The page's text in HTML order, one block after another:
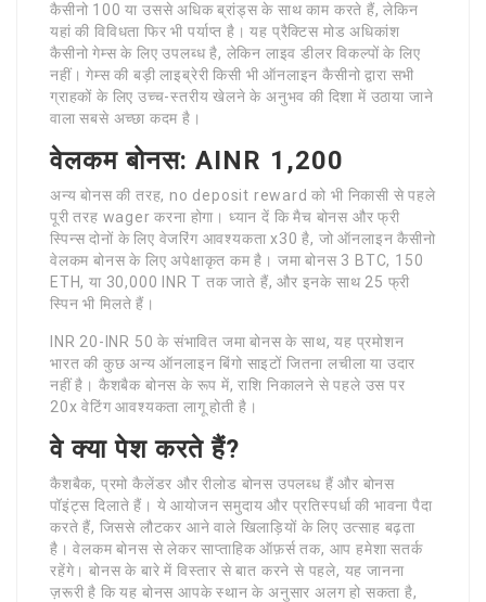
कैसीनो 100 या उससे अधिक ब्रांड्स के साथ काम करते हैं, लेकिन
यहां की विविधता फिर भी पर्याप्त है। यह प्रैक्टिस मोड अधिकांश
कैसीनो गेम्स के लिए उपलब्ध है, लेकिन लाइव डीलर विकल्पों के लिए
नहीं। गेम्स की बड़ी लाइब्रेरी किसी भी ऑनलाइन कैसीनो द्वारा सभी
ग्राहकों के लिए उच्च-स्तरीय खेलने के अनुभव की दिशा में उठाया जाने
वाला सबसे अच्छा कदम है।
वेलकम बोनस: AINR 1,200
अन्य बोनस की तरह, no deposit reward को भी निकासी से पहले
पूरी तरह wager करना होगा। ध्यान दें कि मैच बोनस और फ्री
स्पिन्स दोनों के लिए वेजरिंग आवश्यकता x30 है, जो ऑनलाइन कैसीनो
वेलकम बोनस के लिए अपेक्षाकृत कम है। जमा बोनस 3 BTC, 150
ETH, या 30,000 INR T तक जाते हैं, और इनके साथ 25 फ्री
स्पिन भी मिलते हैं।
INR 20-INR 50 के संभावित जमा बोनस के साथ, यह प्रमोशन
भारत की कुछ अन्य ऑनलाइन बिंगो साइटों जितना लचीला या उदार
नहीं है। कैशबैक बोनस के रूप में, राशि निकालने से पहले उस पर
20x वेटिंग आवश्यकता लागू होती है।
वे क्या पेश करते हैं?
कैशबैक, प्रमो कैलेंडर और रीलोड बोनस उपलब्ध हैं और बोनस
पॉइंट्स दिलाते हैं। ये आयोजन समुदाय और प्रतिस्पर्धा की भावना पैदा
करते हैं, जिससे लौटकर आने वाले खिलाड़ियों के लिए उत्साह बढ़ता
है। वेलकम बोनस से लेकर साप्ताहिक ऑफ़र्स तक, आप हमेशा सतर्क
रहेंगे। बोनस के बारे में विस्तार से बात करने से पहले, यह जानना
ज़रूरी है कि यह बोनस आपके स्थान के अनुसार अलग हो सकता है,